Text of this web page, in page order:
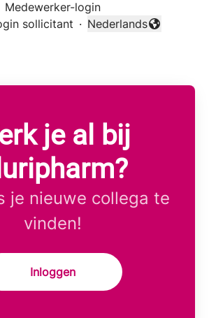
Medewerker-login
sollicitant ·
Taal wijzigen
Nederlands
je al bij
je nieuwe collega te
vinden!
Inloggen